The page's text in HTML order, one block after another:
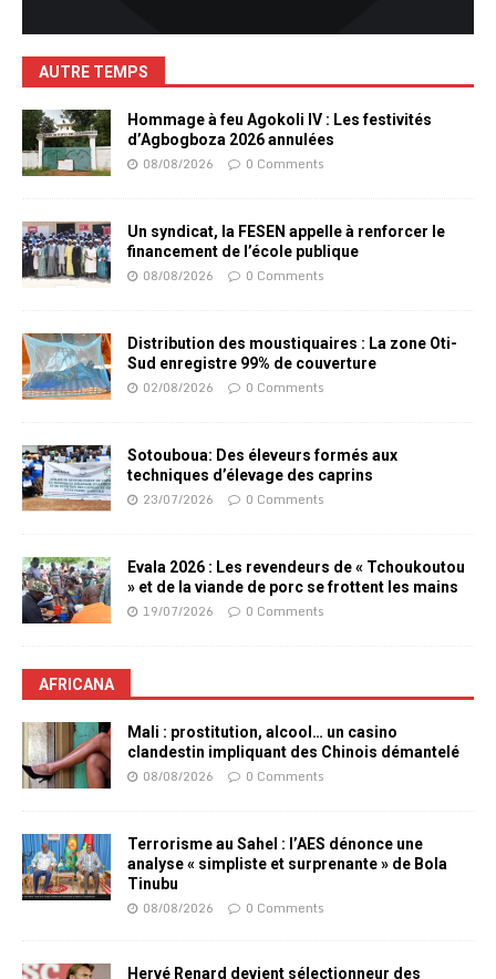
AUTRE TEMPS
Hommage à feu Agokoli IV : Les festivités
d’Agbogboza 2026 annulées
08/08/2026 0 Comments
Un syndicat, la FESEN appelle à renforcer le
financement de l’école publique
08/08/2026 0 Comments
Distribution des moustiquaires : La zone Oti-
Sud enregistre 99% de couverture
02/08/2026 0 Comments
Sotouboua: Des éleveurs formés aux
techniques d’élevage des caprins
23/07/2026 0 Comments
Evala 2026 : Les revendeurs de « Tchoukoutou
» et de la viande de porc se frottent les mains
19/07/2026 0 Comments
AFRICANA
Mali : prostitution, alcool… un casino
clandestin impliquant des Chinois démantelé
08/08/2026 0 Comments
Terrorisme au Sahel : l’AES dénonce une
analyse « simpliste et surprenante » de Bola
Tinubu
08/08/2026 0 Comments
Hervé Renard devient sélectionneur des